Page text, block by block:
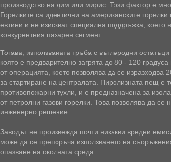
производство на дим или мирис. Този фактор е
Горелките са идентични на американските
евтини и не изискват специална поддръжка,
конкурентния пазарен сегмент.
Тогава, използваната тръба с въглеродни
която е предварително загрята до 80 - 120
от операцията, което позволява да се изразходва
за стартиране на централата. Пиролизната пещ е
противопожарни тухли, и е предназначена за
от петролни газови горелки. Това позволява да
инженерно решение.
Заводът не произвежда почти никакви вредни
може да се препоръча използването на
опазване на околната среда.